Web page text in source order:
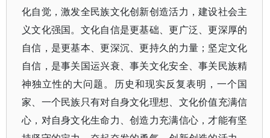
化自觉，激发全民族文化创新创造活力，建设社会主
义文化强国。文化自信是更基础、更广泛、更深厚的
自信，是更基本、更深沉、更持久的力量；坚定文化
自信，是事关国运兴衰、事关文化安全、事关民族精
神独立性的大问题。历史和现实反复表明，一个国
家、一个民族只有对自身文化理想、文化价值充满信
心，对自身文化生命力、创造力充满信心，才能有坚